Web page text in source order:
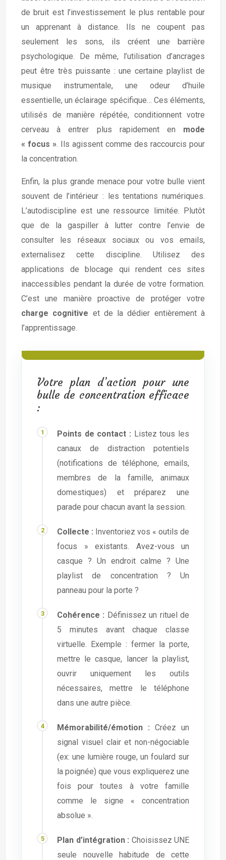
de bruit est l’investissement le plus rentable pour
un apprenant à distance. Ils ne coupent pas
seulement les sons, ils créent une barrière
psychologique. De même, l’utilisation d’ancrages
peut être très puissante : une certaine playlist de
musique instrumentale, une odeur d’huile
essentielle, un éclairage spécifique… Ces éléments,
utilisés de manière répétée, conditionnent votre
cerveau à entrer plus rapidement en mode
« focus ». Ils agissent comme des raccourcis pour
la concentration.
Enfin, la plus grande menace pour votre bulle vient
souvent de l’intérieur : les tentations numériques.
L’autodiscipline est une ressource limitée. Plutôt
que de la gaspiller à lutter contre l’envie de
consulter les réseaux sociaux ou vos emails,
externalisez cette discipline. Utilisez des
applications de blocage qui rendent ces sites
inaccessibles pendant la durée de votre formation.
C’est une manière proactive de protéger votre
charge cognitive et de la dédier entièrement à
l’apprentissage.
Votre plan d’action pour une
bulle de concentration efficace
:
Points de contact : Listez tous les
canaux de distraction potentiels
(notifications de téléphone, emails,
membres de la famille, animaux
domestiques) et préparez une
parade pour chacun avant la session.
Collecte : Inventoriez vos « outils de
focus » existants. Avez-vous un
casque ? Un endroit calme ? Une
playlist de concentration ? Un
panneau pour la porte ?
Cohérence : Définissez un rituel de
5 minutes avant chaque classe
virtuelle. Exemple : fermer la porte,
mettre le casque, lancer la playlist,
ouvrir uniquement les outils
nécessaires, mettre le téléphone
dans une autre pièce.
Mémorabilité/émotion : Créez un
signal visuel clair et non-négociable
(ex: une lumière rouge, un foulard sur
la poignée) que vous expliquerez une
fois pour toutes à votre famille
comme le signe « concentration
absolue ».
Plan d’intégration : Choisissez UNE
seule nouvelle habitude de cette